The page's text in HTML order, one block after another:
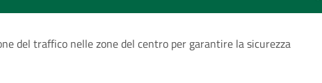
del traffico nelle zone del centro per garantire la sicurezza